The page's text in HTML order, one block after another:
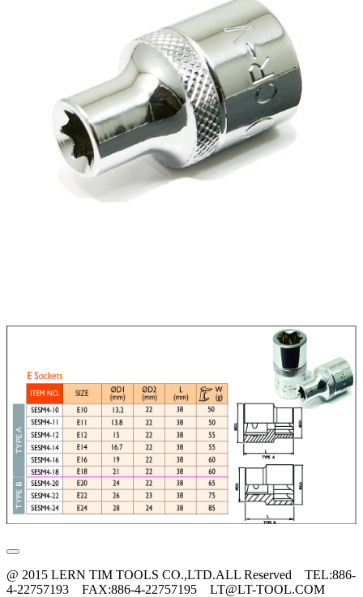
@ 2015 LERN TIM TOOLS CO.,LTD.ALL Reserved TEL:886-
4-22757193 FAX:886-4-22757195 LT@LT-TOOL.COM